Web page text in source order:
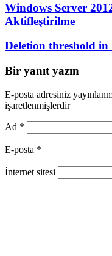
Windows Server
Aktifleştirilme
Deletion threshold
Bir yanıt yazın
E-posta adresiniz
işaretlenmişlerdir
Ad *
E-posta *
İnternet sitesi